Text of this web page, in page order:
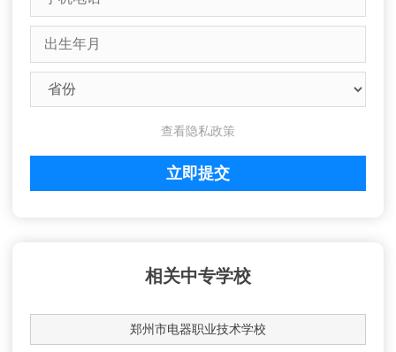
查看隐私政策
相关中专学校
郑州市电器职业技术学校